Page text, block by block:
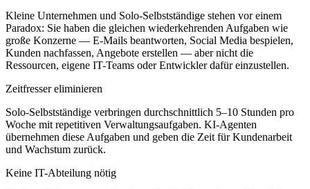
Kleine Unternehmen und Solo-Selbstständige stehen vor einem
Paradox: Sie haben die gleichen wiederkehrenden Aufgaben wie
große Konzerne — E-Mails beantworten, Social Media bespielen,
Kunden nachfassen, Angebote erstellen — aber nicht die
Ressourcen, eigene IT-Teams oder Entwickler dafür einzustellen.
Zeitfresser eliminieren
Solo-Selbstständige verbringen durchschnittlich 5–10 Stunden pro
Woche mit repetitiven Verwaltungsaufgaben. KI-Agenten
übernehmen diese Aufgaben und geben die Zeit für Kundenarbeit
und Wachstum zurück.
Keine IT-Abteilung nötig